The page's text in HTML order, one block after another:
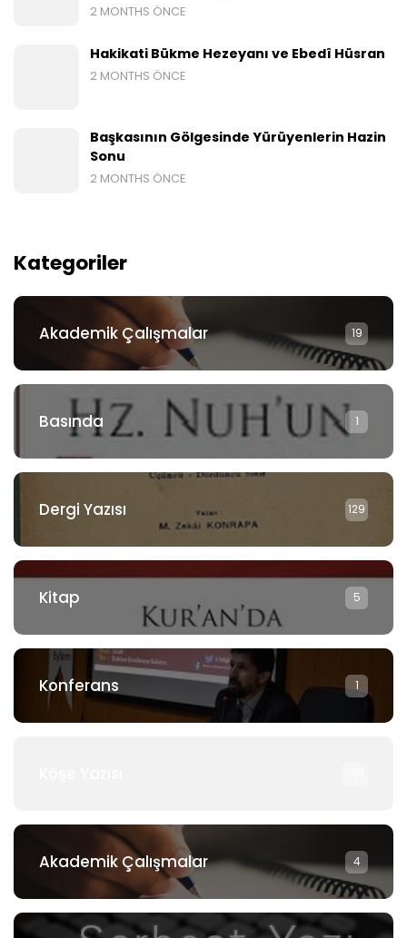
2 MONTHS ÖNCE
Hakikati Bükme Hezeyanı ve Ebedî Hüsran
2 MONTHS ÖNCE
Başkasının Gölgesinde Yürüyenlerin Hazin
Sonu
2 MONTHS ÖNCE
Kategoriler
Akademik Çalışmalar 19
Basında 1
Dergi Yazısı 129
Kitap 5
Konferans 1
Akademik Çalışmalar 4